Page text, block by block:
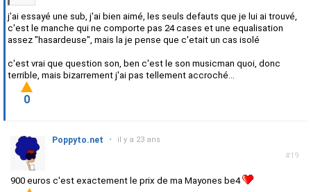
j'ai essayé une sub, j'ai bien aimé, les seuls defauts que je lui ai trouvé,
c'est le manche qui ne comporte pas 24 cases et une equalisation
assez "hasardeuse", mais la je pense que c'etait un cas isolé
c'est vrai que question son, ben c'est le son musicman quoi, donc
terrible, mais bizarrement j'ai pas tellement accroché...
0
#19
Poppyto.net • il y a 23 ans
900 euros c'est exactement le prix de ma Mayones be4